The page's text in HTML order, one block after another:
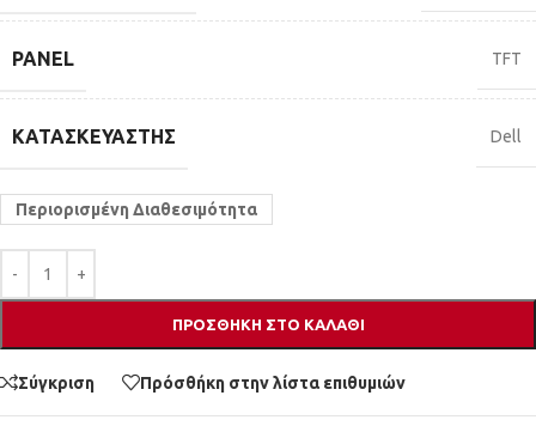
PANEL TFT
ΚΑΤΑΣΚΕΥΑΣΤΉΣ Dell
Περιορισμένη Διαθεσιμότητα
ΠΡΟΣΘΉΚΗ ΣΤΟ ΚΑΛΆΘΙ
Σύγκριση Πρόσθήκη στην λίστα επιθυμιών